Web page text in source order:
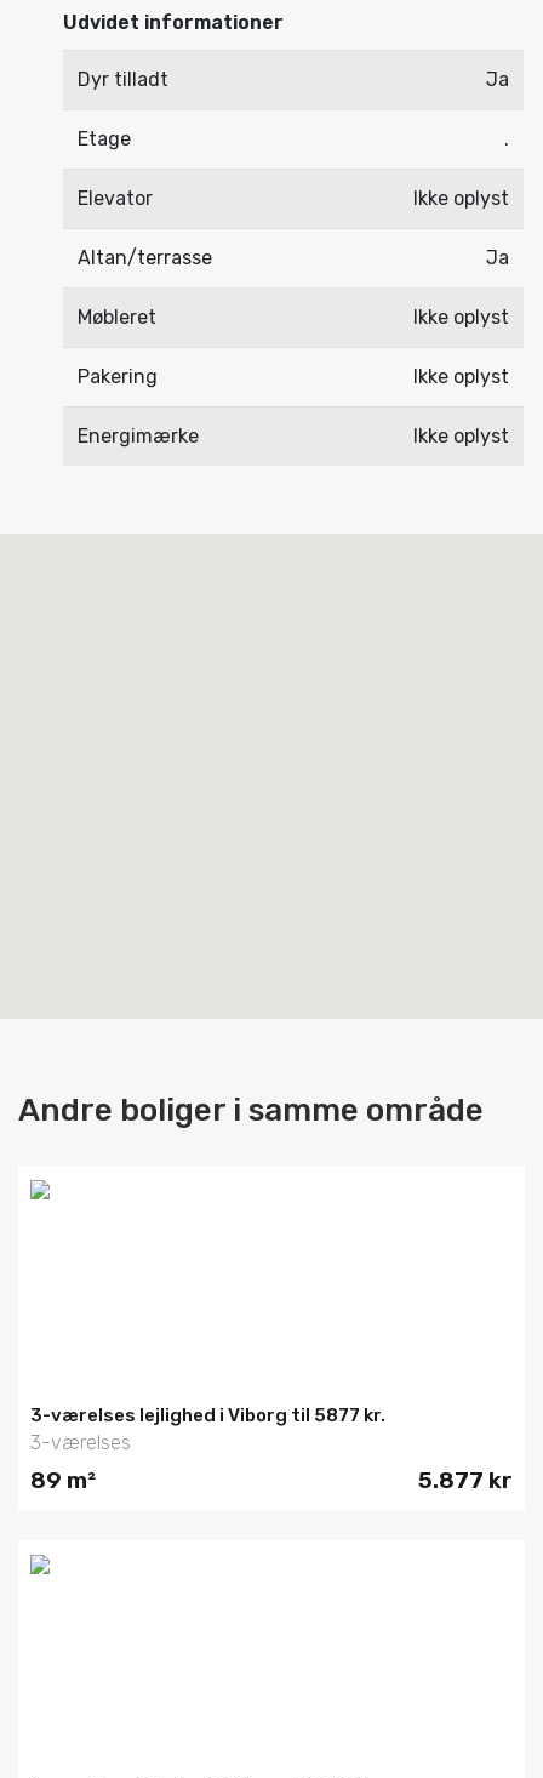
Udvidet informationer
Dyr tilladt Ja
Etage .
Elevator Ikke oplyst
Altan/terrasse Ja
Møbleret Ikke oplyst
Pakering Ikke oplyst
Energimærke Ikke oplyst
Andre boliger i samme område
3-værelses lejlighed i Viborg til 5877 kr.
3-værelses
89 m² 5.877 kr